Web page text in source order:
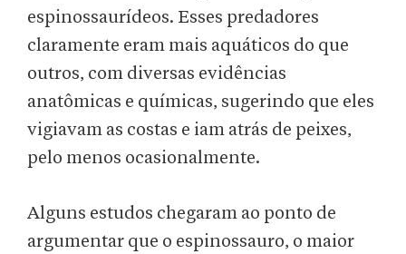
espinossaurídeos. Esses predadores
claramente eram mais aquáticos do que
outros, com diversas evidências
anatômicas e químicas, sugerindo que eles
vigiavam as costas e iam atrás de peixes,
pelo menos ocasionalmente.
Alguns estudos chegaram ao ponto de
argumentar que o espinossauro, o maior